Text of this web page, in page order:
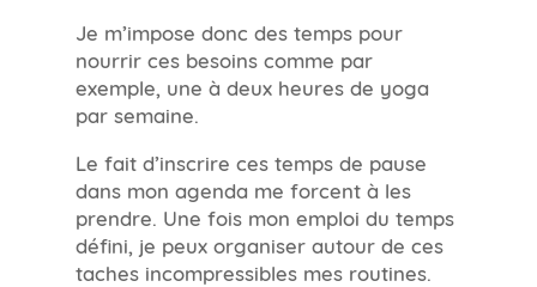
Je m’impose donc des temps pour
nourrir ces besoins comme par
exemple, une à deux heures de yoga
par semaine.
Le fait d’inscrire ces temps de pause
dans mon agenda me forcent à les
prendre. Une fois mon emploi du temps
défini, je peux organiser autour de ces
taches incompressibles mes routines.